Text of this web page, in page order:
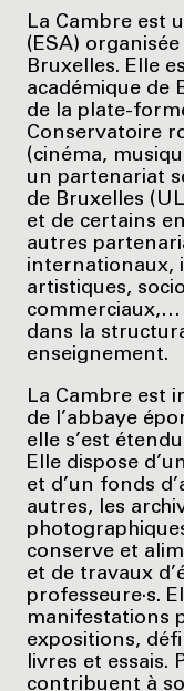
La Cambre est
(ESA)
Bruxelles. Elle
académique de
de la plate-
Conservatoire
(cinéma,
un partenariat
de Bruxelles
et de certains
autres
internationaux,
artistiques,
dans la
enseignement.
La Cambre est
de l’abbaye
elle s’est
Elle dispose
et d’un fonds
autres, les
conserve et
et de travaux
professeure·s.
manifestations
expositions,
livres et essais.
contribuent à